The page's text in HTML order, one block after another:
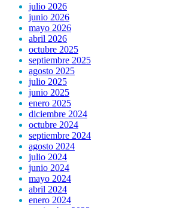
julio 2026
junio 2026
mayo 2026
abril 2026
octubre 2025
septiembre 2025
agosto 2025
julio 2025
junio 2025
enero 2025
diciembre 2024
octubre 2024
septiembre 2024
agosto 2024
julio 2024
junio 2024
mayo 2024
abril 2024
enero 2024